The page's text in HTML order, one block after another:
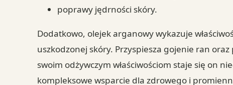
poprawy jędrności skóry.
Dodatkowo, olejek arganowy wykazuje
uszkodzonej skóry. Przyspiesza gojenie ran
swoim odżywczym właściwościom staje się on
kompleksowe wsparcie dla zdrowego i